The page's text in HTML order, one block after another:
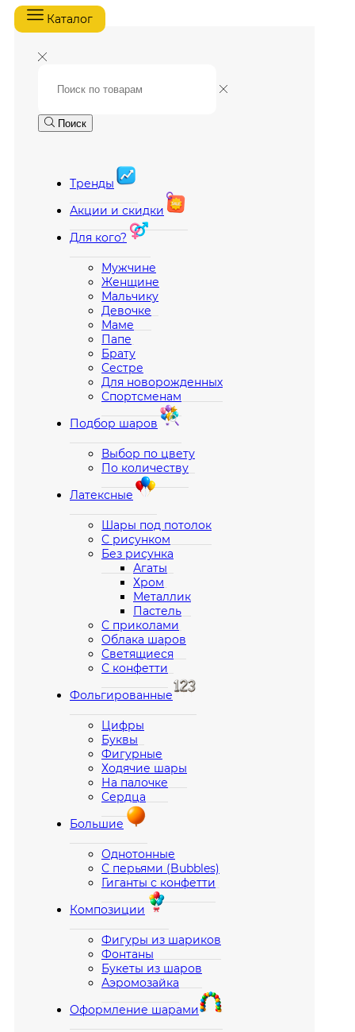
Каталог
Поиск
Тренды
Акции и скидки
Для кого?
Мужчине
Женщине
Мальчику
Девочке
Маме
Папе
Брату
Сестре
Для новорожденных
Спортсменам
Подбор шаров
Выбор по цвету
По количеству
Латексные
Шары под потолок
С рисунком
Без рисунка
Агаты
Хром
Металлик
Пастель
С приколами
Облака шаров
Светящиеся
С конфетти
Фольгированные
Цифры
Буквы
Фигурные
Ходячие шары
На палочке
Сердца
Большие
Однотонные
С перьями (Bubbles)
Гиганты с конфетти
Композиции
Фигуры из шариков
Фонтаны
Букеты из шаров
Аэромозайка
Оформление шарами